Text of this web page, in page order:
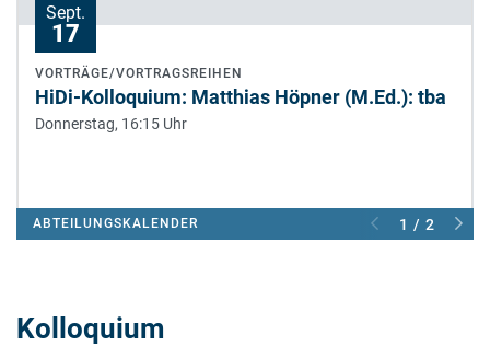
Sept.
17
VORTRÄGE/VORTRAGSREIHEN
HiDi-Kolloquium: Matthias Höpner (M.Ed.): tba
Donnerstag, 16:15 Uhr
ABTEILUNGSKALENDER 1 / 2
Kolloquium